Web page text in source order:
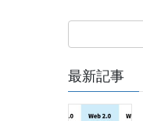
最新記事